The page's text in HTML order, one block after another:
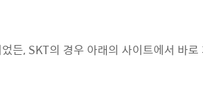
든, SKT의 경우 아래의 사이트에서 바